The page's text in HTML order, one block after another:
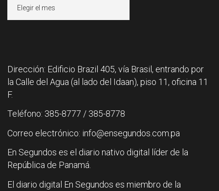
Dirección: Edificio Brazil 405, vía Brasil, entrando por
la Calle del Agua (al lado del Idaan), piso 11, oficina 11
F.
Teléfono: 385-8777 / 385-8778
Correo electrónico: info@ensegundos.com.pa
En Segundos es el diario nativo digital líder de la
República de Panamá.
El diario digital En Segundos es miembro de la